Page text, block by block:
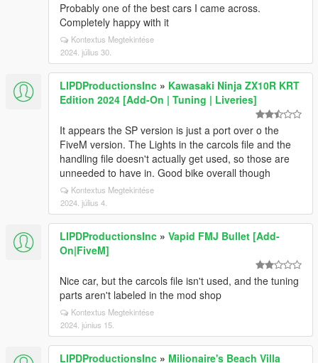
Probably one of the best cars I came across.
Completely happy with it
Kontextus Megtekintése
2024. július 30.
LIPDProductionsInc » Kawasaki Ninja ZX10R KRT
Edition 2024 [Add-On | Tuning | Liveries]
It appears the SP version is just a port over o the
FiveM version. The Lights in the carcols file and the
handling file doesn't actually get used, so those are
unneeded to have in. Good bike overall though
Kontextus Megtekintése
2024. július 4.
LIPDProductionsInc » Vapid FMJ Bullet [Add-
On|FiveM]
Nice car, but the carcols file isn't used, and the tuning
parts aren't labeled in the mod shop
Kontextus Megtekintése
2024. június 15.
LIPDProductionsInc » Milionaire's Beach Villa